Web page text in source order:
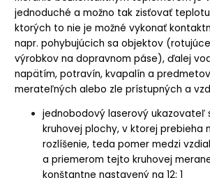
jednoduché a možno tak zisťovať
ktorých to nie je možné vykonať
napr. pohybujúcich sa objektov
výrobkov na dopravnom páse), ďalej
napätím, potravín, kvapalín a
merateľných alebo zle prístupných a
jednobodový laserový ukazovateľ
kruhovej plochy, v ktorej prebieha
rozlíšenie, teda pomer medzi
a priemerom tejto kruhovej
konštantne nastavený na 12: 1